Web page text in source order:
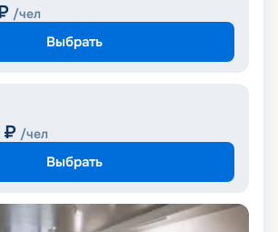
/чел
Выбрать
₽ /чел
Выбрать